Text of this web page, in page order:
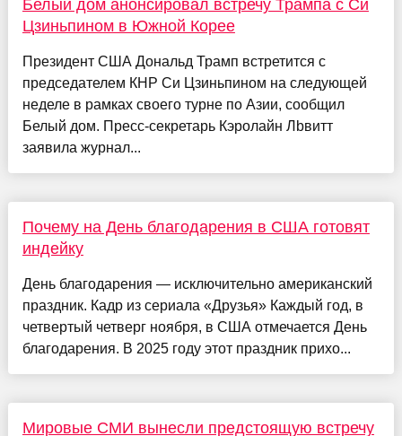
Белый дом анонсировал встречу Трампа с Си
Цзиньпином в Южной Корее
Президент США Дональд Трамп встретится с
председателем КНР Си Цзиньпином на следующей
неделе в рамках своего турне по Азии, сообщил
Белый дом. Пресс-секретарь Кэролайн Лbвитт
заявила журнал...
Почему на День благодарения в США готовят
индейку
День благодарения — исключительно американский
праздник. Кадр из сериала «Друзья» Каждый год, в
четвертый четверг ноября, в США отмечается День
благодарения. В 2025 году этот праздник прихо...
Мировые СМИ вынесли предстоящую встречу